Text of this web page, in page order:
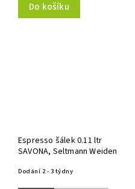
Do košíku
Espresso šálek 0.11 ltr
SAVONA, Seltmann Weiden
Dodání 2 - 3 týdny